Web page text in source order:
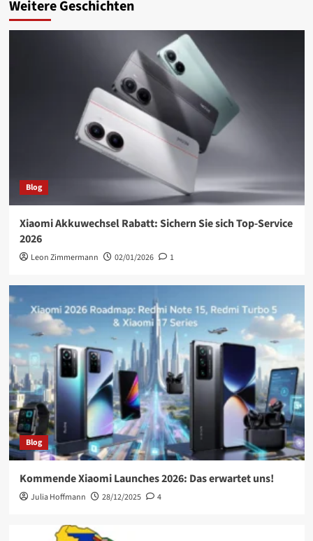
Weitere Geschichten
Blog
Xiaomi Akkuwechsel Rabatt: Sichern Sie sich Top-Service
2026
Leon Zimmermann 02/01/2026 1
Blog
Kommende Xiaomi Launches 2026: Das erwartet uns!
Julia Hoffmann 28/12/2025 4